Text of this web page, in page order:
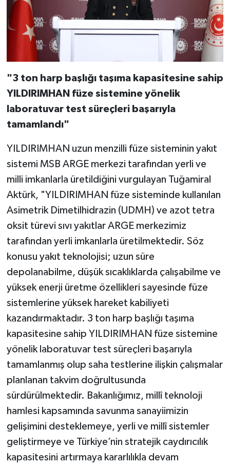
"3 ton harp başlığı taşıma kapasitesine sahip
YILDIRIMHAN füze sistemine yönelik
laboratuvar test süreçleri başarıyla
tamamlandı"
YILDIRIMHAN uzun menzilli füze sisteminin yakıt
sistemi MSB ARGE merkezi tarafından yerli ve
milli imkanlarla üretildiğini vurgulayan Tuğamiral
Aktürk, "YILDIRIMHAN füze sisteminde kullanılan
Asimetrik Dimetilhidrazin (UDMH) ve azot tetra
oksit türevi sıvı yakıtlar ARGE merkezimiz
tarafından yerli imkanlarla üretilmektedir. Söz
konusu yakıt teknolojisi; uzun süre
depolanabilme, düşük sıcaklıklarda çalışabilme ve
yüksek enerji üretme özellikleri sayesinde füze
sistemlerine yüksek hareket kabiliyeti
kazandırmaktadır. 3 ton harp başlığı taşıma
kapasitesine sahip YILDIRIMHAN füze sistemine
yönelik laboratuvar test süreçleri başarıyla
tamamlanmış olup saha testlerine ilişkin çalışmalar
planlanan takvim doğrultusunda
sürdürülmektedir. Bakanlığımız, millî teknoloji
hamlesi kapsamında savunma sanayiimizin
gelişimini desteklemeye, yerli ve millî sistemler
geliştirmeye ve Türkiye’nin stratejik caydırıcılık
kapasitesini artırmaya kararlılıkla devam